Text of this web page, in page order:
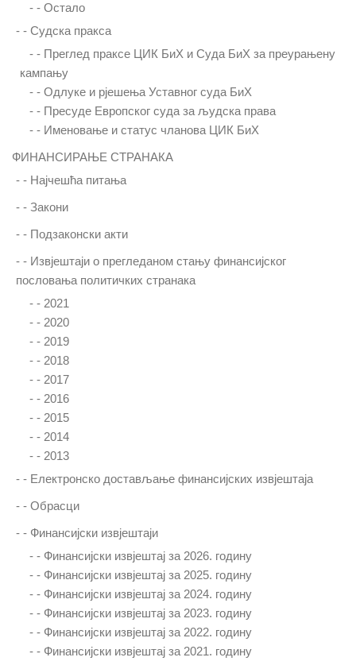
- - Остало
- - Судска пракса
- - Преглед праксе ЦИК БиХ и Суда БиХ за преурањену
кампању
- - Одлуке и рјешења Уставног суда БиХ
- - Пресуде Европског суда за људска права
- - Именовање и статус чланова ЦИК БиХ
ФИНАНСИРАЊЕ СТРАНАКА
- - Најчешћа питања
- - Закони
- - Подзаконски акти
- - Извјештаји о прегледаном стању финансијског
пословања политичких странака
- - 2021
- - 2020
- - 2019
- - 2018
- - 2017
- - 2016
- - 2015
- - 2014
- - 2013
- - Електронско достављање финансијских извјештаја
- - Обрасци
- - Финансијски извјештаји
- - Финансијски извјештај за 2026. годину
- - Финансијски извјештај за 2025. годину
- - Финансијски извјештај за 2024. годину
- - Финансијски извјештај за 2023. годину
- - Финансијски извјештај за 2022. годину
- - Финансијски извјештај за 2021. годину